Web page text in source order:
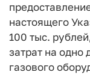
настоящего
100 тыс.
затрат на одно
газового